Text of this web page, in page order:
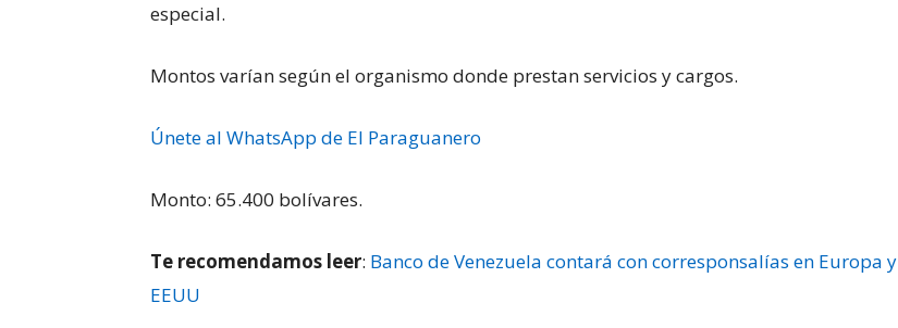
especial.
Montos varían según el organismo donde prestan servicios y cargos.
Únete al WhatsApp de El Paraguanero
Monto: 65.400 bolívares.
Te recomendamos leer: Banco de Venezuela contará con corresponsalías en Europa y
EEUU